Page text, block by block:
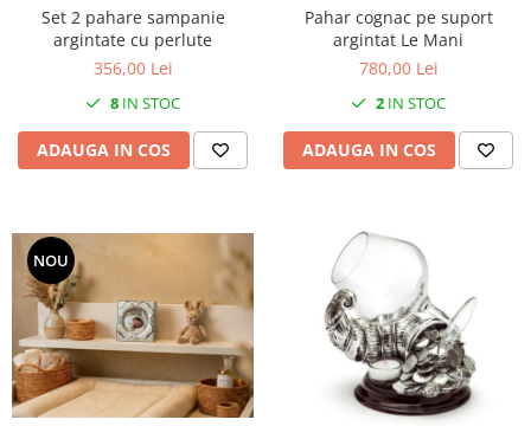
CHIQUE VERDE
CHIQUE ROZ
Royal White
Set 2 pahare sampanie
argintate cu perlute
356,00 Lei
8 IN STOC
ADAUGA IN COS
Pahar cognac pe suport
argintat Le Mani
780,00 Lei
2 IN STOC
ADAUGA IN COS
NOU